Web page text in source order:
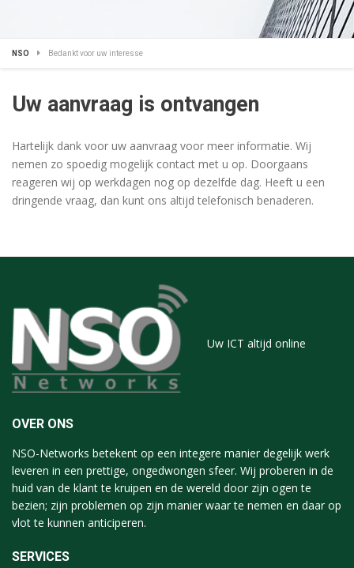
NSO Bedankt voor uw interesse
Uw aanvraag is ontvangen
Hartelijk dank voor uw aanvraag voor meer informatie. Wij
nemen zo spoedig mogelijk contact met u op. Doorgaans
reageren wij op werkdagen nog op dezelfde dag. Heeft u een
dringende vraag, dan kunt ons altijd telefonisch benaderen.
Uw ICT altijd online
OVER ONS
NSO-Networks betekent op een integere manier degelijk werk
leveren in een prettige, ongedwongen sfeer. Wij proberen in de
huid van de klant te kruipen en de wereld door zijn ogen te
bezien; zijn problemen op zijn manier waar te nemen en daar op
vlot te kunnen anticiperen.
SERVICES